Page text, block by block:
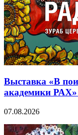
Выставка «В
академики
07.08.2026